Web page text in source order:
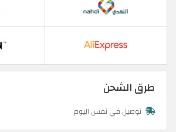
طرق الشحن
توصيل في نفس اليوم